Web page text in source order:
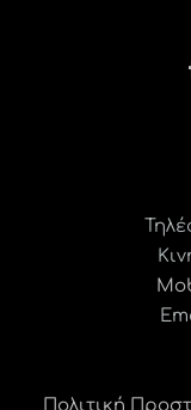
Πολιτική